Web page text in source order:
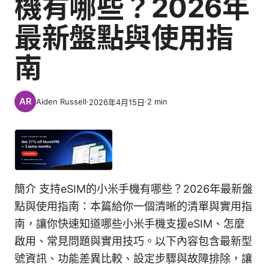
機有哪些？2026年
最新盤點與使用指
南
Aiden Russell·2026年4月15日·2 min
簡介 支持eSIM的小米手機有哪些？2026年最新盤
點與使用指南：本篇給你一個清晰的清單與實用指
南，讓你快速知道哪些小米手機支援eSIM、怎麼
啟用、常見問題與實用技巧。以下內容包含最新型
號資訊、功能差異比較、設定步驟與故障排除，讓